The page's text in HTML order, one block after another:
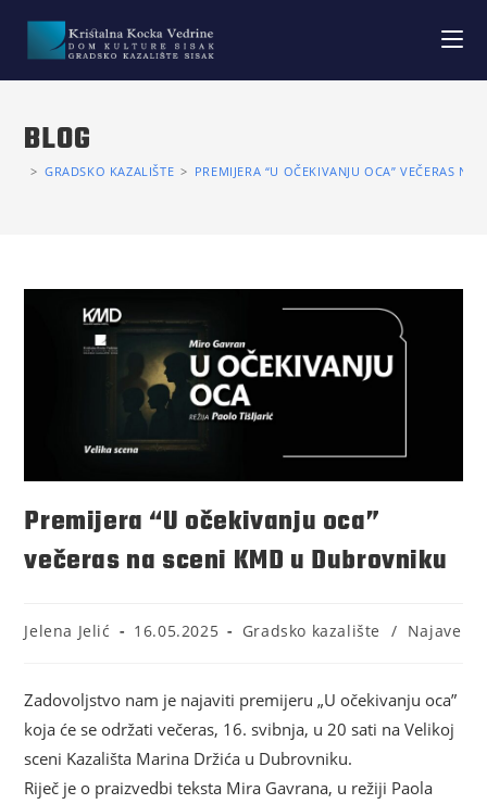
BLOG
> GRADSKO KAZALIŠTE > PREMIJERA “U OČEKIVANJU OCA” VEČERAS
Premijera “U očekivanju oca”
večeras na sceni KMD u Dubrovniku
Jelena Jelić 16.05.2025 Gradsko kazalište / Najave
Zadovoljstvo nam je najaviti premijeru „U očekivanju oca”
koja će se održati večeras, 16. svibnja, u 20 sati na Velikoj
sceni Kazališta Marina Držića u Dubrovniku.
Riječ je o praizvedbi teksta Mira Gavrana, u režiji Paola